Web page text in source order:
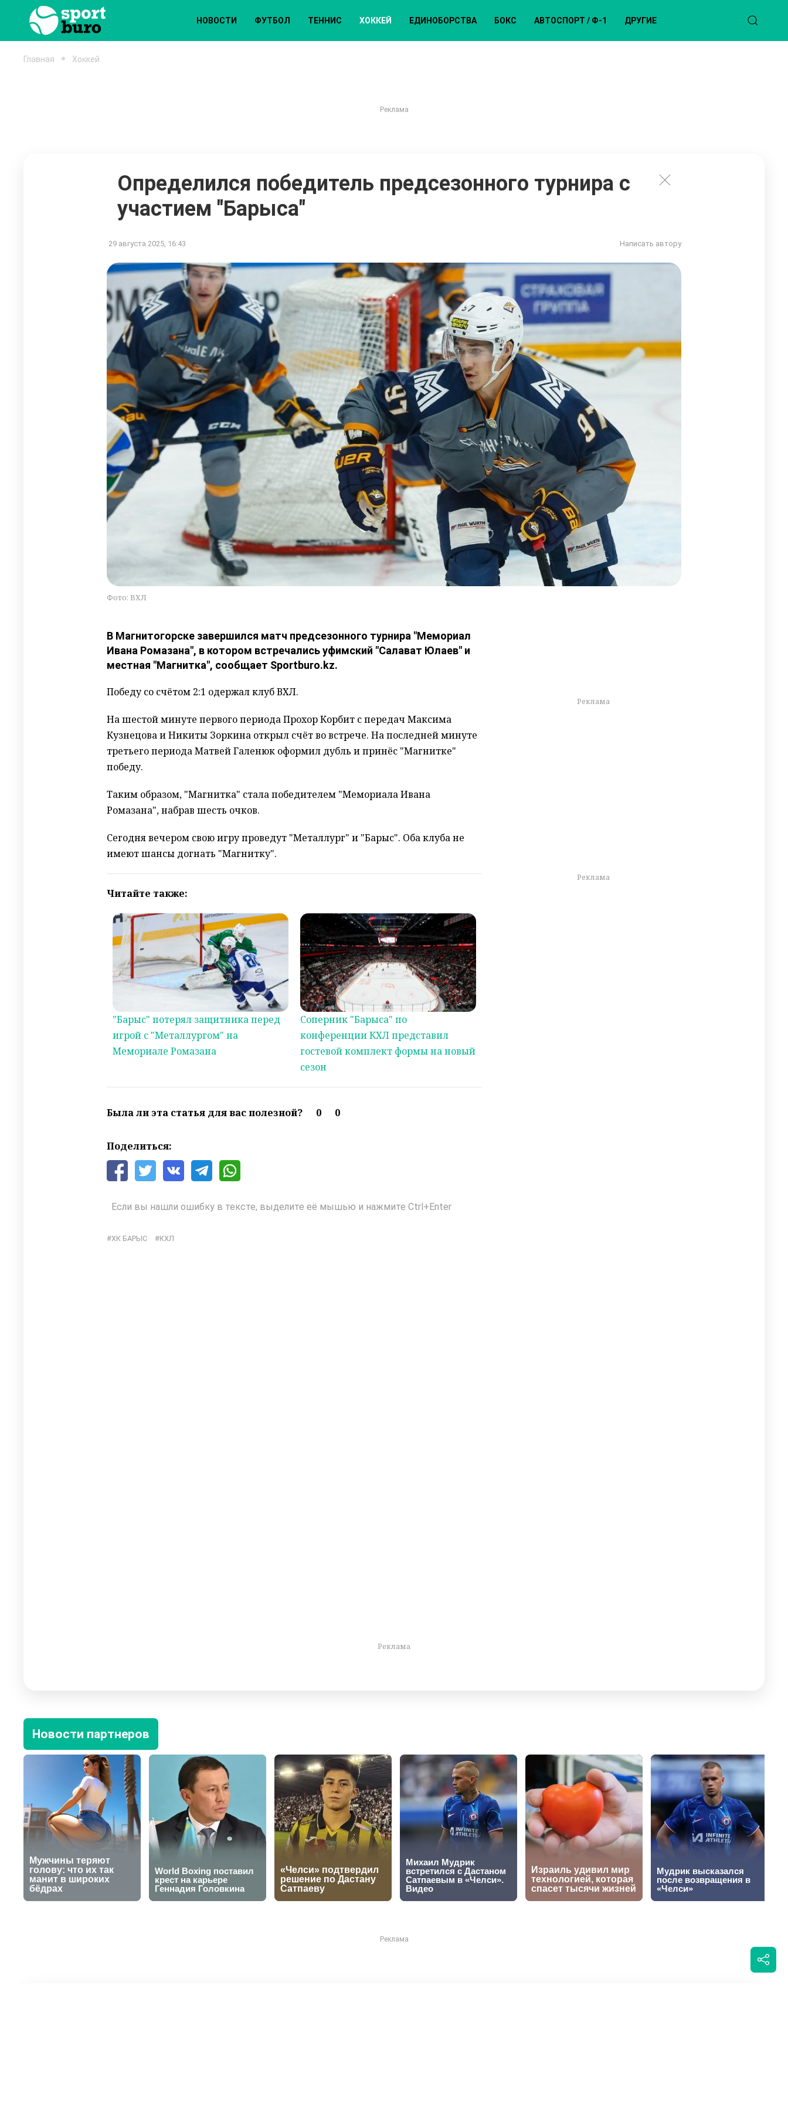
НОВОСТИ ФУТБОЛ ТЕННИС ХОККЕЙ ЕДИНОБОРСТВА БОКС АВТОСПОРТ / Ф-1 ДРУГИЕ
Главная Хоккей
Определился победитель предсезонного турнира с
участием "Барыса"
29 августа 2025, 16:43 Написать автору
Фото: ВХЛ
В Магнитогорске завершился матч предсезонного турнира "Мемориал
Ивана Ромазана", в котором встречались уфимский "Салават Юлаев" и
местная "Магнитка", сообщает Sportburo.kz.
Победу со счётом 2:1 одержал клуб ВХЛ.
На шестой минуте первого периода Прохор Корбит с передач Максима
Кузнецова и Никиты Зоркина открыл счёт во встрече. На последней минуте
третьего периода Матвей Галенюк оформил дубль и принёс "Магнитке"
победу.
Таким образом, "Магнитка" стала победителем "Мемориала Ивана
Ромазана", набрав шесть очков.
Сегодня вечером свою игру проведут "Металлург" и "Барыс". Оба клуба не
имеют шансы догнать "Магнитку".
Читайте также:
"Барыс" потерял защитника перед
игрой с "Металлургом" на
Мемориале Ромазана
Соперник "Барыса" по
конференции КХЛ представил
гостевой комплект формы на новый
сезон
Была ли эта статья для вас полезной? 0 0
Поделиться:
Если вы нашли ошибку в тексте, выделите её мышью и нажмите Ctrl+Enter
ХК БАРЫС КХЛ
Новости партнеров